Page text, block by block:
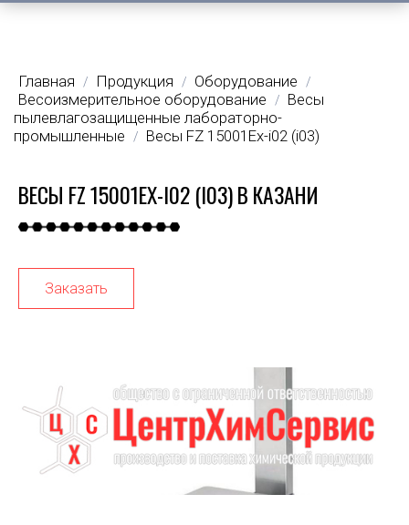
Главная / Продукция / Оборудование /
Весоизмерительное оборудование /
Весы
пылевлагозащищенные лабораторно-
промышленные
/ Весы FZ 15001Ex-i02 (i03)
ВЕСЫ FZ 15001EX-I02 (I03) В КАЗАНИ
Заказать